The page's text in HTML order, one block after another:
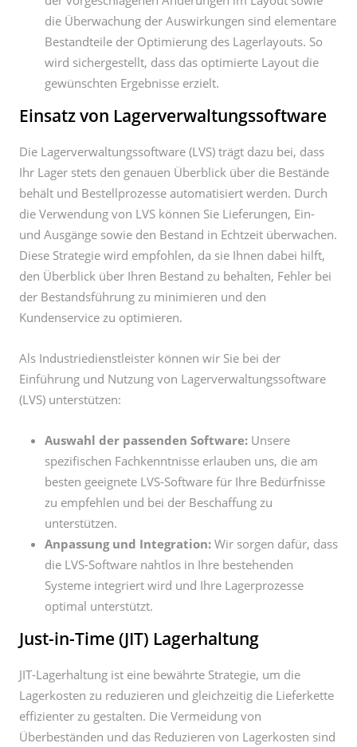
die Überwachung der Auswirkungen sind elementare
Bestandteile der Optimierung des Lagerlayouts. So
wird sichergestellt, dass das optimierte Layout die
gewünschten Ergebnisse erzielt.
Einsatz von Lagerverwaltungssoftware
Die Lagerverwaltungssoftware (LVS) trägt dazu bei, dass
Ihr Lager stets den genauen Überblick über die Bestände
behält und Bestellprozesse automatisiert werden. Durch
die Verwendung von LVS können Sie Lieferungen, Ein-
und Ausgänge sowie den Bestand in Echtzeit überwachen.
Diese Strategie wird empfohlen, da sie Ihnen dabei hilft,
den Überblick über Ihren Bestand zu behalten, Fehler bei
der Bestandsführung zu minimieren und den
Kundenservice zu optimieren.
Als Industriedienstleister können wir Sie bei der
Einführung und Nutzung von Lagerverwaltungssoftware
(LVS) unterstützen:
Auswahl der passenden Software: Unsere
spezifischen Fachkenntnisse erlauben uns, die am
besten geeignete LVS-Software für Ihre Bedürfnisse
zu empfehlen und bei der Beschaffung zu
unterstützen.
Anpassung und Integration: Wir sorgen dafür, dass
die LVS-Software nahtlos in Ihre bestehenden
Systeme integriert wird und Ihre Lagerprozesse
optimal unterstützt.
Just-in-Time (JIT) Lagerhaltung
JIT-Lagerhaltung ist eine bewährte Strategie, um die
Lagerkosten zu reduzieren und gleichzeitig die Lieferkette
effizienter zu gestalten. Die Vermeidung von
Überbeständen und das Reduzieren von Lagerkosten sind